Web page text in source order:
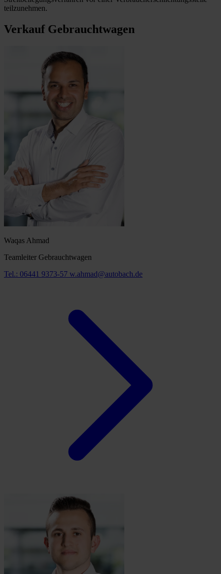
teilzunehmen.
Verkauf Gebrauchtwagen
Waqas Ahmad
Teamleiter Gebrauchtwagen
Tel.: 06441 9373-57 w.ahmad@autobach.de